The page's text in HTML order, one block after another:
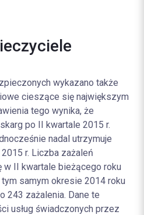
wykazano także
cieszące się największym
tego wynika, że
po II kwartale 2015 r.
nadal utrzymuje
r. Liczba zażaleń
w II kwartale bieżącego roku
samym okresie 2014 roku
243 zażalenia. Dane te
usług świadczonych przez